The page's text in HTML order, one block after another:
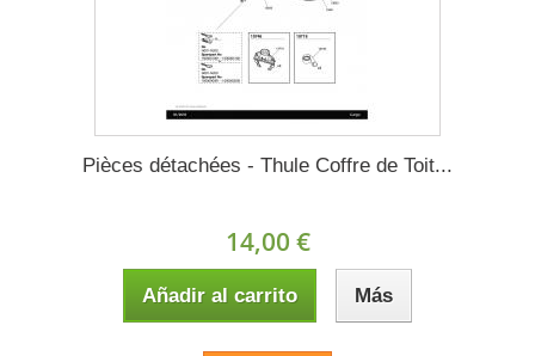
Pièces détachées - Thule Coffre de Toit...
14,00 €
Añadir al carrito Más